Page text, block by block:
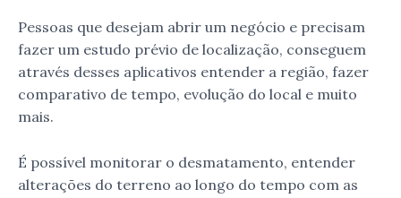
Pessoas que desejam abrir um negócio e precisam
fazer um estudo prévio de localização, conseguem
através desses aplicativos entender a região, fazer
comparativo de tempo, evolução do local e muito
mais.
É possível monitorar o desmatamento, entender
alterações do terreno ao longo do tempo com as